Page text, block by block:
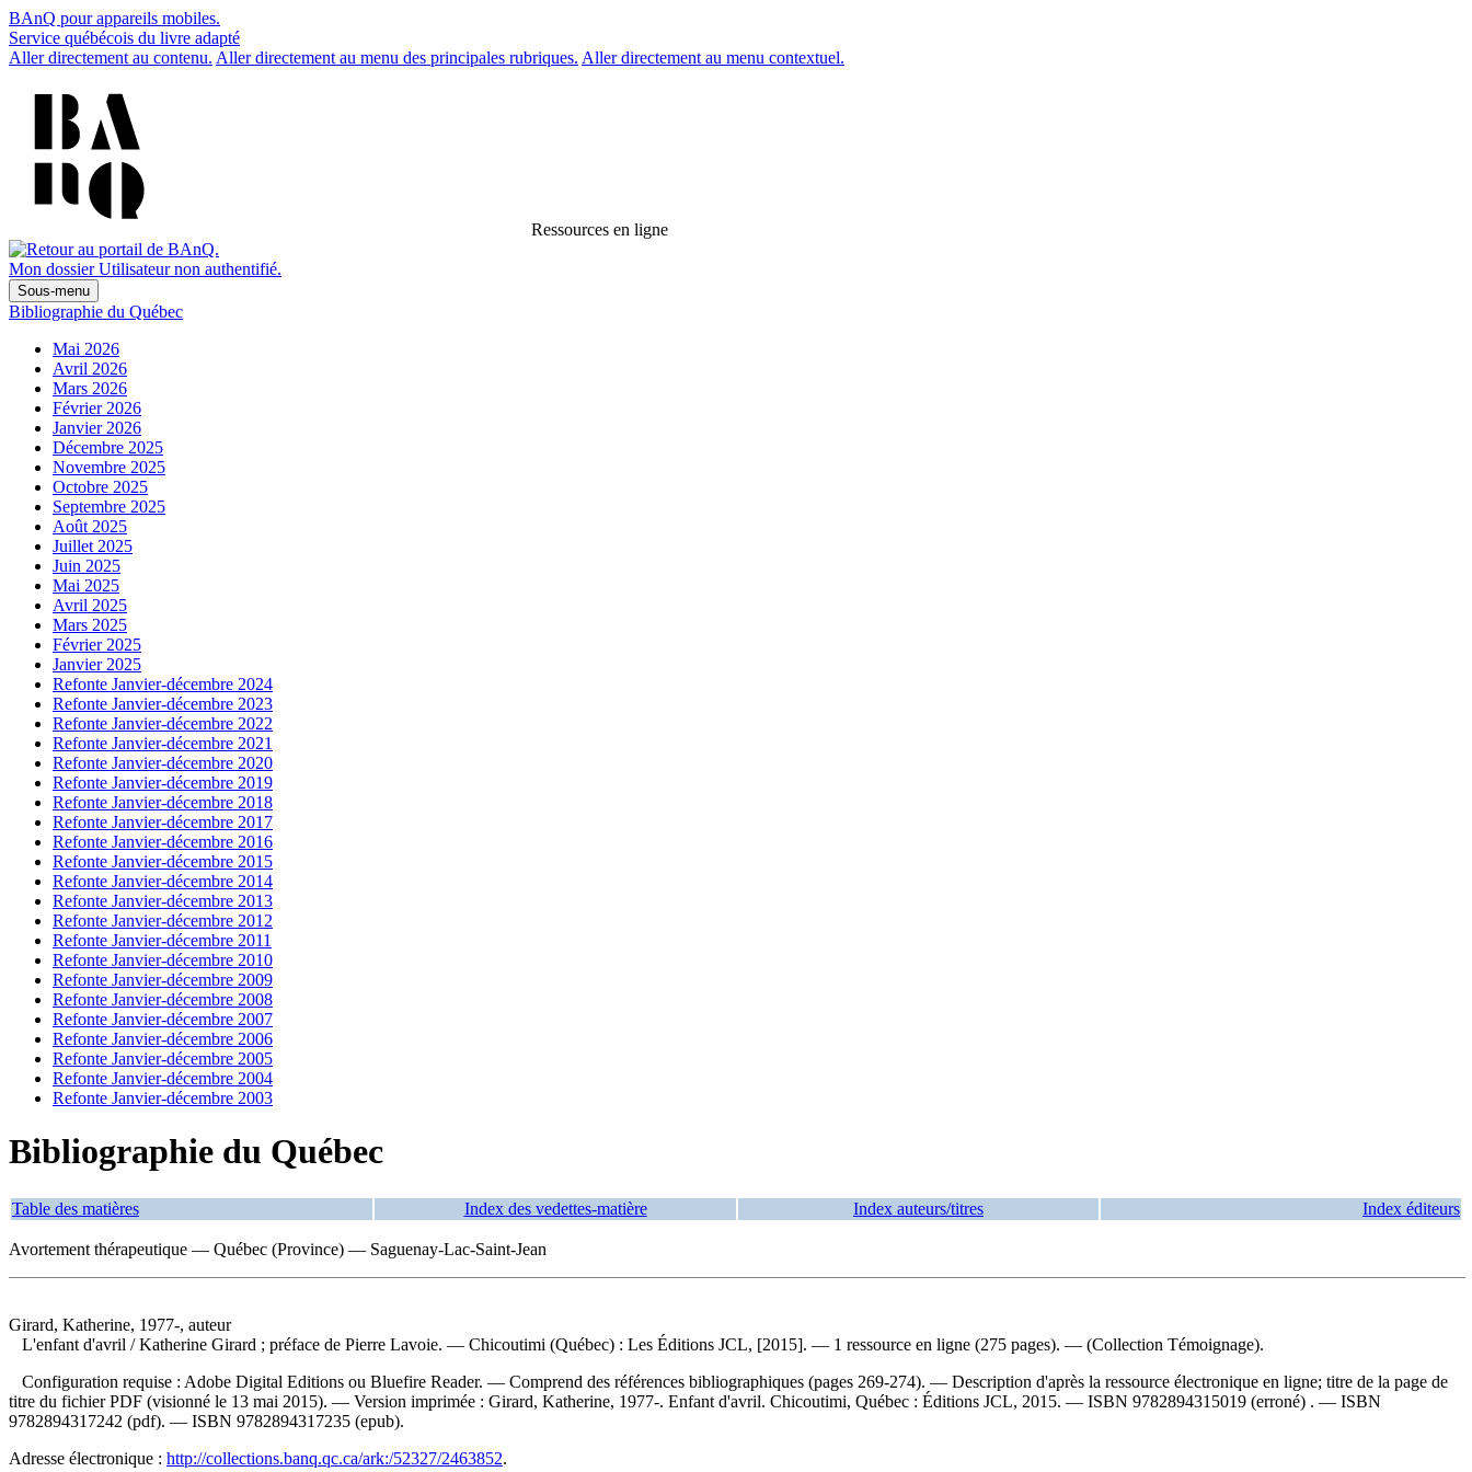
BAnQ pour appareils mobiles.
Service québécois du livre adapté
Aller directement au contenu. Aller directement au menu des principales rubriques. Aller directement au menu contextuel.
Ressources en ligne
Mon dossier Utilisateur non authentifié.
Sous-menu
Bibliographie du Québec
Mai 2026
Avril 2026
Mars 2026
Février 2026
Janvier 2026
Décembre 2025
Novembre 2025
Octobre 2025
Septembre 2025
Août 2025
Juillet 2025
Juin 2025
Mai 2025
Avril 2025
Mars 2025
Février 2025
Janvier 2025
Refonte Janvier-décembre 2024
Refonte Janvier-décembre 2023
Refonte Janvier-décembre 2022
Refonte Janvier-décembre 2021
Refonte Janvier-décembre 2020
Refonte Janvier-décembre 2019
Refonte Janvier-décembre 2018
Refonte Janvier-décembre 2017
Refonte Janvier-décembre 2016
Refonte Janvier-décembre 2015
Refonte Janvier-décembre 2014
Refonte Janvier-décembre 2013
Refonte Janvier-décembre 2012
Refonte Janvier-décembre 2011
Refonte Janvier-décembre 2010
Refonte Janvier-décembre 2009
Refonte Janvier-décembre 2008
Refonte Janvier-décembre 2007
Refonte Janvier-décembre 2006
Refonte Janvier-décembre 2005
Refonte Janvier-décembre 2004
Refonte Janvier-décembre 2003
Bibliographie du Québec
Table des matières Index des vedettes-matière Index auteurs/titres Index éditeurs
Avortement thérapeutique — Québec (Province) — Saguenay-Lac-Saint-Jean
Girard, Katherine, 1977-, auteur
L'enfant d'avril / Katherine Girard ; préface de Pierre Lavoie. — Chicoutimi (Québec) : Les Éditions JCL, [2015]. — 1 ressource en ligne (275 pages). — (Collection Témoignage).
Configuration requise : Adobe Digital Editions ou Bluefire Reader. — Comprend des références bibliographiques (pages 269-274). — Description d'après la ressource électronique en ligne; titre de la page de
titre du fichier PDF (visionné le 13 mai 2015). — Version imprimée : Girard, Katherine, 1977-. Enfant d'avril. Chicoutimi, Québec : Éditions JCL, 2015. — ISBN 9782894315019 (erroné) . — ISBN
9782894317242 (pdf). — ISBN 9782894317235 (epub).
Adresse électronique : http://collections.banq.qc.ca/ark:/52327/2463852.